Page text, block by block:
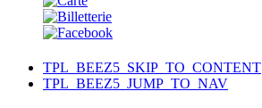
TPL_BEEZ5_SKIP_TO_CONTENT
TPL_BEEZ5_JUMP_TO_NAV